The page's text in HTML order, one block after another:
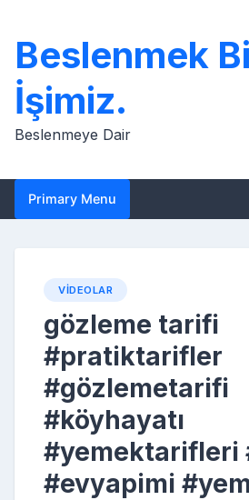
content
Beslenmek
İşimiz.
Beslenmeye Dair
Primary Menu
VIDEOLAR
gözleme tarifi
#pratiktarifler
#gözlemetarifi
#köyhayatı
#yemektarifleri
#evyapimi